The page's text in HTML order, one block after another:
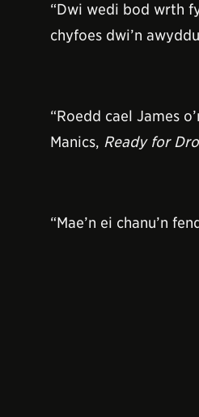
“Dwi wedi bod wrth
chyfoes dwi’n
“Roedd cael James
Manics, Ready for
“Mae’n ei chanu’n